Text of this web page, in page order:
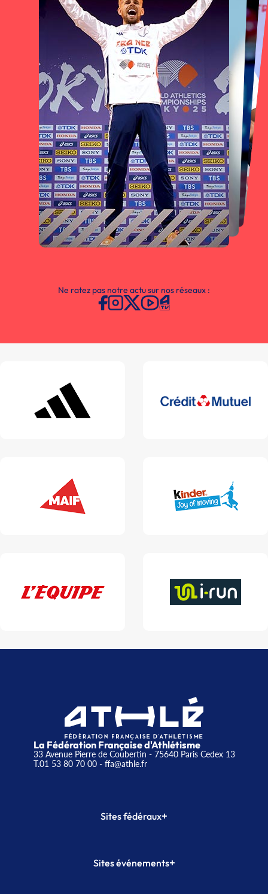
Ne ratez pas notre actu sur nos réseaux :
La Fédération Française d'Athlétisme
33 Avenue Pierre de Coubertin - 75640 Paris Cedex 13
T.01 53 80 70 00- ffa@athle.fr
Sites fédéraux+
Plateforme Formation
Sites événements+